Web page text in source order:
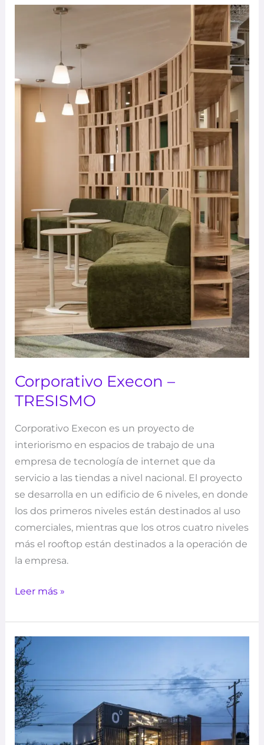
Corporativo Execon –
TRESISMO
Corporativo Execon es un proyecto de
interiorismo en espacios de trabajo de una
empresa de tecnología de internet que da
servicio a las tiendas a nivel nacional. El proyecto
se desarrolla en un edificio de 6 niveles, en donde
los dos primeros niveles están destinados al uso
comerciales, mientras que los otros cuatro niveles
más el rooftop están destinados a la operación de
la empresa.
Corporativo
Leer más »
COºRDENADA
Centro
de
Diseño
–
HADVD